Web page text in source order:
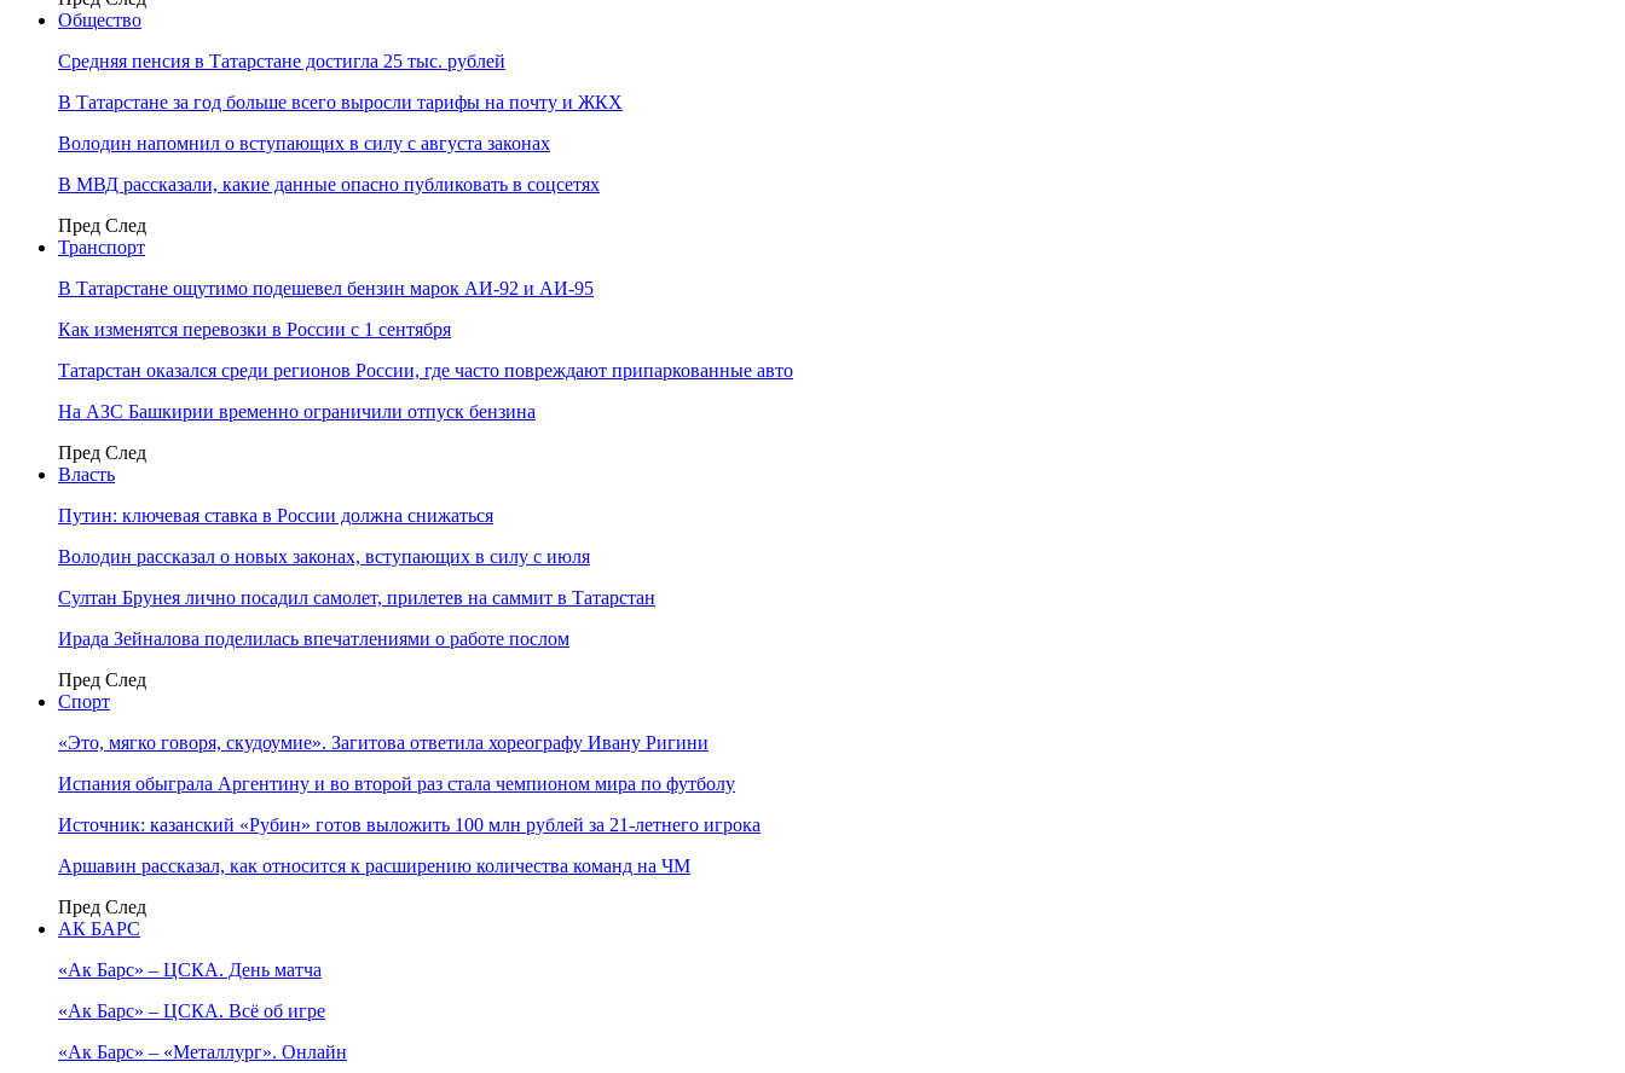
Общество
Средняя пенсия в Татарстане достигла 25 тыс. рублей
В Татарстане за год больше всего выросли тарифы на почту и ЖКХ
Володин напомнил о вступающих в силу с августа законах
В МВД рассказали, какие данные опасно публиковать в соцсетях
Пред След
Транспорт
В Татарстане ощутимо подешевел бензин марок АИ-92 и АИ-95
Как изменятся перевозки в России с 1 сентября
Татарстан оказался среди регионов России, где часто повреждают припаркованные авто
На АЗС Башкирии временно ограничили отпуск бензина
Пред След
Власть
Путин: ключевая ставка в России должна снижаться
Володин рассказал о новых законах, вступающих в силу с июля
Султан Брунея лично посадил самолет, прилетев на саммит в Татарстан
Ирада Зейналова поделилась впечатлениями о работе послом
Пред След
Спорт
«Это, мягко говоря, скудоумие». Загитова ответила хореографу Ивану Ригини
Испания обыграла Аргентину и во второй раз стала чемпионом мира по футболу
Источник: казанский «Рубин» готов выложить 100 млн рублей за 21-летнего игрока
Аршавин рассказал, как относится к расширению количества команд на ЧМ
Пред След
АК БАРС
«Ак Барс» – ЦСКА. День матча
«Ак Барс» – ЦСКА. Всё об игре
«Ак Барс» – «Металлург». Онлайн